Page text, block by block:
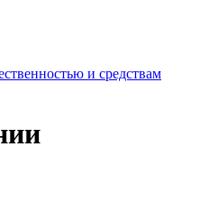
и средствам